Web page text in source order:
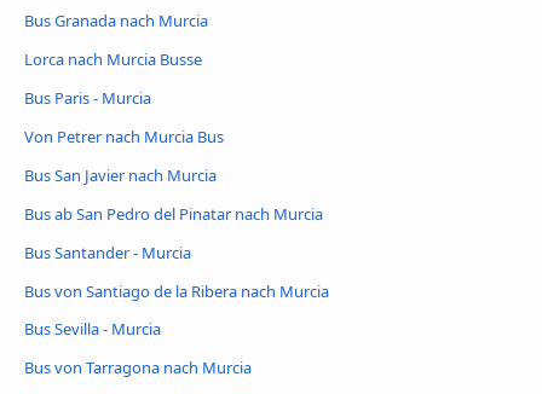
Bus Granada nach Murcia
Lorca nach Murcia Busse
Bus Paris - Murcia
Von Petrer nach Murcia Bus
Bus San Javier nach Murcia
Bus ab San Pedro del Pinatar nach Murcia
Bus Santander - Murcia
Bus von Santiago de la Ribera nach Murcia
Bus Sevilla - Murcia
Bus von Tarragona nach Murcia